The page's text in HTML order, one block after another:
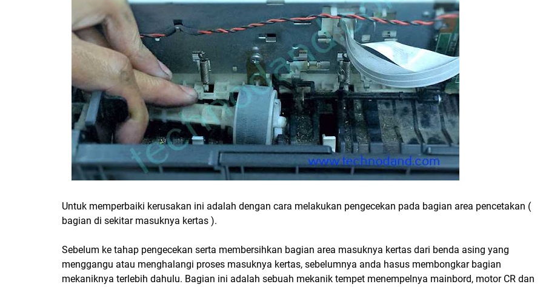
Untuk memperbaiki kerusakan ini adalah dengan cara melakukan pengecekan pada bagian area pencetakan (
bagian di sekitar masuknya kertas ).
Sebelum ke tahap pengecekan serta membersihkan bagian area masuknya kertas dari benda asing yang
menggangu atau menghalangi proses masuknya kertas, sebelumnya anda hasus membongkar bagian
mekaniknya terlebih dahulu. Bagian ini adalah sebuah mekanik tempet menempelnya mainbord, motor CR dan